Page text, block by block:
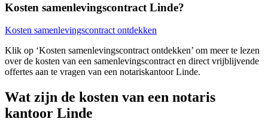
Kosten samenlevingscontract Linde?
Kosten samenlevingscontract ontdekken
Klik op ‘Kosten samenlevingscontract ontdekken’ om meer te lezen
over de kosten van een samenlevingscontract en direct vrijblijvende
offertes aan te vragen van een notariskantoor Linde.
Wat zijn de kosten van een notaris
kantoor Linde